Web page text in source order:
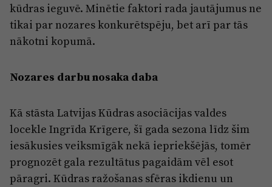
kūdras ieguvē. Minētie faktori rada jautājumus ne
tikai par nozares konkurētspēju, bet arī par tās
nākotni kopumā.
Nozares darbu nosaka daba
Kā stāsta Latvijas Kūdras asociācijas valdes
locekle Ingrīda Krīgere, šī gada sezona līdz šim
iesākusies veiksmīgāk nekā iepriekšējās, tomēr
prognozēt gala rezultātus pagaidām vēl esot
pāragri. Kūdras ražošanas sfēras ikdienu un